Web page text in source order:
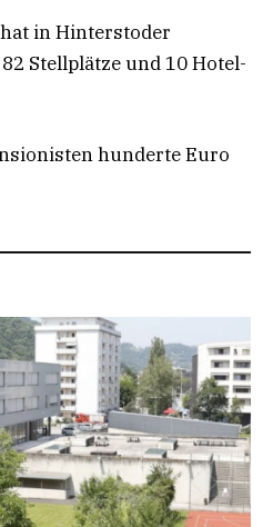
in Hinterstoder
Stellplätze und 10 Hotel-
hunderte Euro